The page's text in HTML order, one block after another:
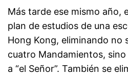
Más tarde ese mismo año,
plan de estudios de una
Hong Kong, eliminando no
cuatro Mandamientos,
a “el Señor”. También se